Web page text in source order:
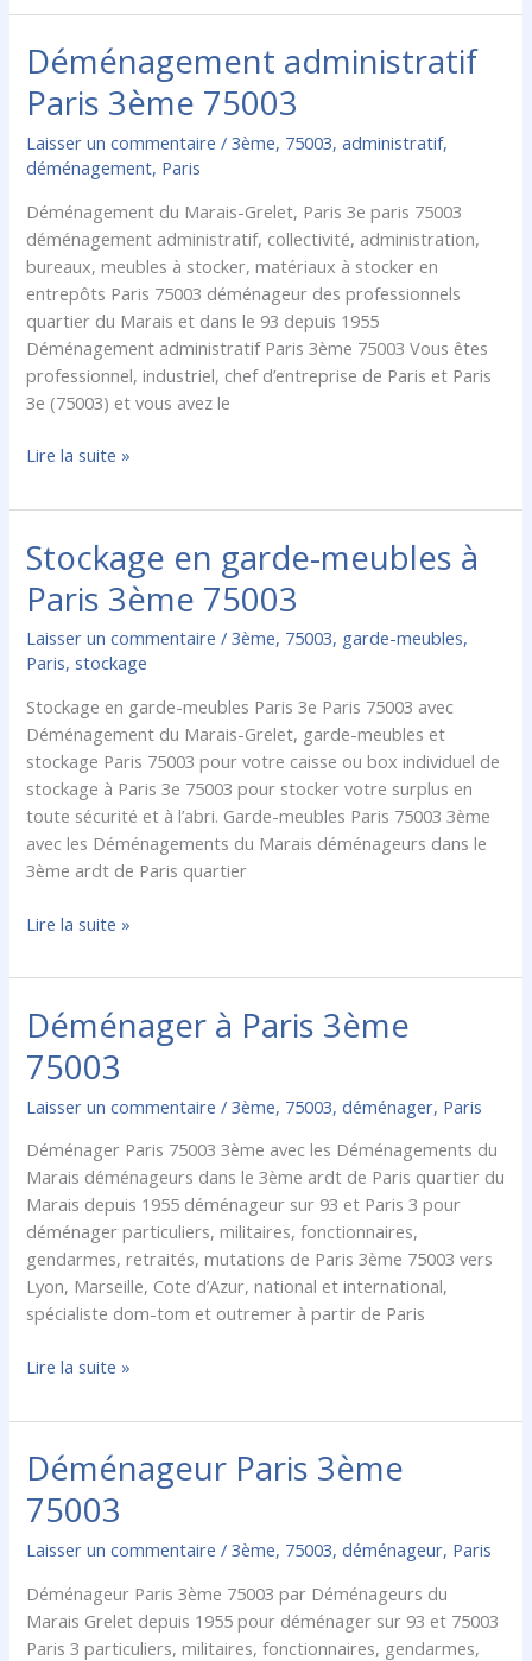
Déménagement administratif
Paris 3ème 75003
Laisser un commentaire /3ème, 75003,administratif,
déménagement, Paris
Déménagement du Marais-Grelet, Paris 3e paris 75003
déménagement administratif, collectivité, administration,
bureaux, meubles à stocker, matériaux à stocker en
entrepôts Paris 75003 déménageur des professionnels
quartier du Marais et dans le 93 depuis 1955
Déménagement administratif Paris 3ème 75003 Vous êtes
professionnel, industriel, chef d’entreprise de Paris et Paris
3e (75003) et vous avez le
Déménagement
administratif
Paris
3ème
75003
Lire la suite »
Stockage en garde-meubles à
Paris 3ème 75003
Laisser un commentaire /3ème, 75003, garde-meubles,
Paris,stockage
Stockage en garde-meubles Paris 3e Paris 75003 avec
Déménagement du Marais-Grelet, garde-meubles et
stockage Paris 75003 pour votre caisse ou box individuel de
stockage à Paris 3e 75003 pour stocker votre surplus en
toute sécurité et à l’abri. Garde-meubles Paris 75003 3ème
avec les Déménagements du Marais déménageurs dans le
3ème ardt de Paris quartier
Stockage
en
garde-
meubles
à
3ème
75003
Lire la suite »
Déménager à Paris 3ème
75003
Laisser un commentaire /3ème, 75003,déménager, Paris
Déménager Paris 75003 3ème avec les Déménagements du
Marais déménageurs dans le 3ème ardt de Paris quartier du
Marais depuis 1955 déménageur sur 93 et Paris 3 pour
déménager particuliers, militaires, fonctionnaires,
gendarmes, retraités, mutations de Paris 3ème 75003 vers
Lyon, Marseille, Cote d’Azur, national et international,
spécialiste dom-tom et outremer à partir de Paris
Déménager
à
Paris
3ème
Lire la suite »
Déménageur Paris 3ème
75003
Laisser un commentaire /3ème, 75003,déménageur, Paris
Déménageur Paris 3ème 75003 par Déménageurs du
Marais Grelet depuis 1955 pour déménager sur 93 et 75003
Paris 3 particuliers, militaires, fonctionnaires, gendarmes,
Déménageur
Paris
3ème
75003